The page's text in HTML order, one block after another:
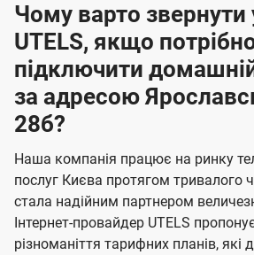
Чому варто звернути
UTELS, якщо
підключити
за адресою
28б?
Наша компанія працює на ринку
послуг Києва протягом тривалого
стала надійним партнером
Інтернет-провайдер UTELS
різноманіття тарифних планів, які